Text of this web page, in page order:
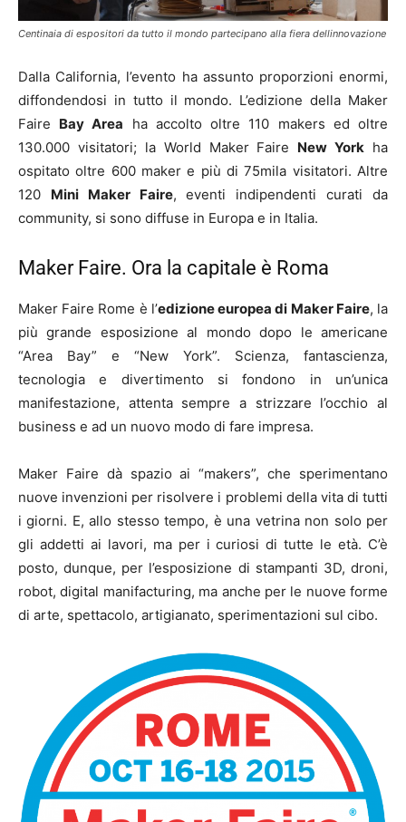
Centinaia di espositori da tutto il mondo partecipano alla fiera dellinnovazione
Dalla California, l’evento ha assunto proporzioni enormi,
diffondendosi in tutto il mondo. L’edizione della Maker
Faire Bay Area ha accolto oltre 110 makers ed oltre
130.000 visitatori; la World Maker Faire New York ha
ospitato oltre 600 maker e più di 75mila visitatori. Altre
120 Mini Maker Faire, eventi indipendenti curati da
community, si sono diffuse in Europa e in Italia.
Maker Faire. Ora la capitale è Roma
Maker Faire Rome è l’edizione europea di Maker Faire, la
più grande esposizione al mondo dopo le americane
“Area Bay” e “New York”. Scienza, fantascienza,
tecnologia e divertimento si fondono in un’unica
manifestazione, attenta sempre a strizzare l’occhio al
business e ad un nuovo modo di fare impresa.
Maker Faire dà spazio ai “makers”, che sperimentano
nuove invenzioni per risolvere i problemi della vita di tutti
i giorni. E, allo stesso tempo, è una vetrina non solo per
gli addetti ai lavori, ma per i curiosi di tutte le età. C’è
posto, dunque, per l’esposizione di stampanti 3D, droni,
robot, digital manifacturing, ma anche per le nuove forme
di arte, spettacolo, artigianato, sperimentazioni sul cibo.